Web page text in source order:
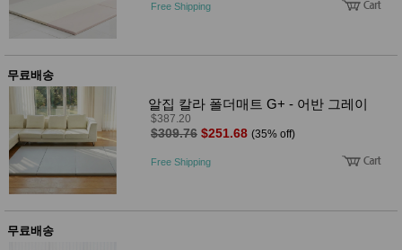
식
공식품
쌀/잡곡/
면류
양념/소
스/가루
건조식
품
농산품
유
아
놀이방
매트
DVD
유아 보
드(칠
판)
조형물
Free Shipping
무료배송
알집 칼라 폴더매트 G+ - 어반 그레이
$387.20
$309.76 $251.68 (35% off)
Free Shipping
무료배송